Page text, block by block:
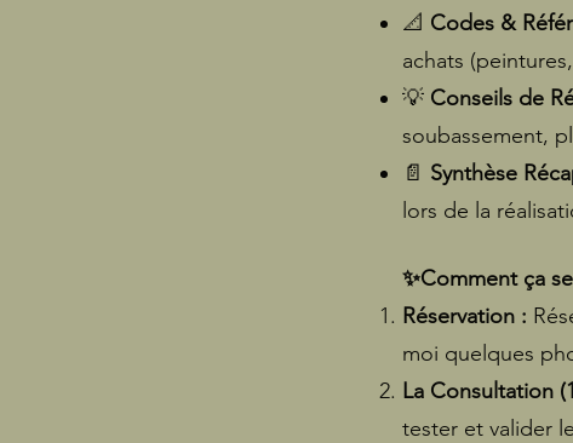
📐 Codes &
achats
💡 Conseils de
soubassement,
📄 Synthèse
lors de la
✨Comment ça
Réservation :
moi quelques
La Consultation
tester et valider